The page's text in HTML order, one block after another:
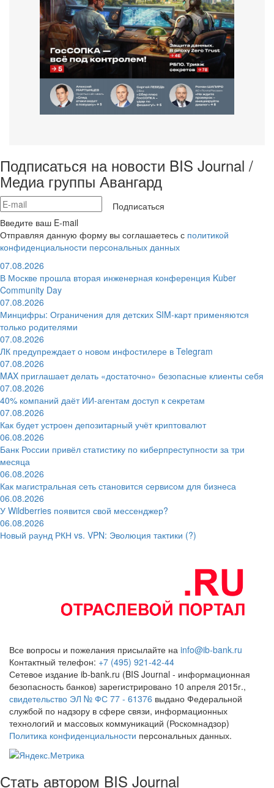
Подписаться на новости BIS Journal /
Медиа группы Авангард
Подписаться
Введите ваш E-mail
Отправляя данную форму вы соглашаетесь с политикой
конфиденциальности персональных данных
07.08.2026
В Москве прошла вторая инженерная конференция Kuber
Community Day
07.08.2026
Минцифры: Ограничения для детских SIM-карт применяются
только родителями
07.08.2026
ЛК предупреждает о новом инфостилере в Telegram
07.08.2026
MAX приглашает делать «достаточно» безопасные клиенты себя
07.08.2026
40% компаний даёт ИИ‑агентам доступ к секретам
07.08.2026
Как будет устроен депозитарный учёт криптовалют
06.08.2026
Банк России привёл статистику по киберпреступности за три
месяца
06.08.2026
Как магистральная сеть становится сервисом для бизнеса
06.08.2026
У Wildberries появится свой мессенджер?
06.08.2026
Новый раунд РКН vs. VPN: Эволюция тактики (?)
Все вопросы и пожелания присылайте на info@ib-bank.ru
Контактный телефон: +7 (495) 921-42-44
Сетевое издание ib-bank.ru (BIS Journal - информационная
безопасность банков) зарегистрировано 10 апреля 2015г.,
свидетельство ЭЛ № ФС 77 - 61376 выдано Федеральной
службой по надзору в сфере связи, информационных
технологий и массовых коммуникаций (Роскомнадзор)
Политика конфиденциальности персональных данных.
Стать автором BIS Journal